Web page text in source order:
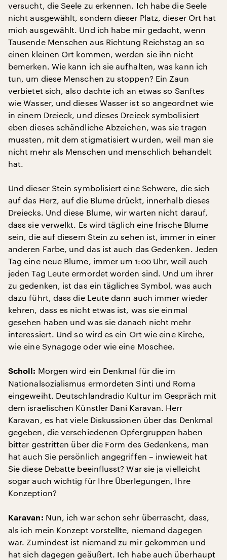
versucht, die Seele zu erkennen. Ich habe die Seele
nicht ausgewählt, sondern dieser Platz, dieser Ort hat
mich ausgewählt. Und ich habe mir gedacht, wenn
Tausende Menschen aus Richtung Reichstag an so
einen kleinen Ort kommen, werden sie ihn nicht
bemerken. Wie kann ich sie aufhalten, was kann ich
tun, um diese Menschen zu stoppen? Ein Zaun
verbietet sich, also dachte ich an etwas so Sanftes
wie Wasser, und dieses Wasser ist so angeordnet wie
in einem Dreieck, und dieses Dreieck symbolisiert
eben dieses schändliche Abzeichen, was sie tragen
mussten, mit dem stigmatisiert wurden, weil man sie
nicht mehr als Menschen und menschlich behandelt
hat.
Und dieser Stein symbolisiert eine Schwere, die sich
auf das Herz, auf die Blume drückt, innerhalb dieses
Dreiecks. Und diese Blume, wir warten nicht darauf,
dass sie verwelkt. Es wird täglich eine frische Blume
sein, die auf diesem Stein zu sehen ist, immer in einer
anderen Farbe, und das ist auch das Gedenken. Jeden
Tag eine neue Blume, immer um 1:00 Uhr, weil auch
jeden Tag Leute ermordet worden sind. Und um ihrer
zu gedenken, ist das ein tägliches Symbol, was auch
dazu führt, dass die Leute dann auch immer wieder
kehren, dass es nicht etwas ist, was sie einmal
gesehen haben und was sie danach nicht mehr
interessiert. Und so wird es ein Ort wie eine Kirche,
wie eine Synagoge oder wie eine Moschee.
Scholl: Morgen wird ein Denkmal für die im
Nationalsozialismus ermordeten Sinti und Roma
eingeweiht. Deutschlandradio Kultur im Gespräch mit
dem israelischen Künstler Dani Karavan. Herr
Karavan, es hat viele Diskussionen über das Denkmal
gegeben, die verschiedenen Opfergruppen haben
bitter gestritten über die Form des Gedenkens, man
hat auch Sie persönlich angegriffen – inwieweit hat
Sie diese Debatte beeinflusst? War sie ja vielleicht
sogar auch wichtig für Ihre Überlegungen, Ihre
Konzeption?
Karavan: Nun, ich war schon sehr überrascht, dass,
als ich mein Konzept vorstellte, niemand dagegen
war. Zumindest ist niemand zu mir gekommen und
hat sich dagegen geäußert. Ich habe auch überhaupt